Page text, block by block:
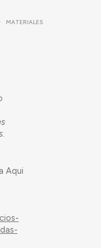
MATERIALES
Aqui